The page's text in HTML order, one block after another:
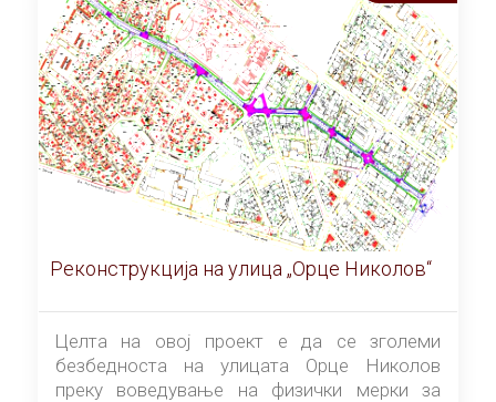
Реконструкција на улица „Орце Николов“
Целта на овој проект е да се зголеми
безбедноста на улицата Орце Николов
преку воведување на физички мерки за